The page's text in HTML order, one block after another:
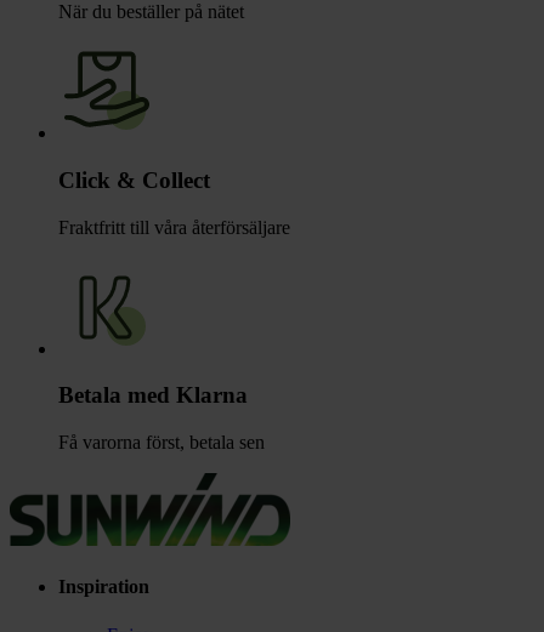
När du beställer på nätet
Click & Collect
Fraktfritt till våra återförsäljare
Betala med Klarna
Få varorna först, betala sen
Inspiration